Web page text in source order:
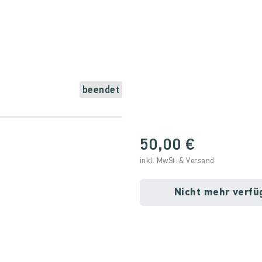
beendet
50,00 €
inkl. MwSt. & Versand
Nicht mehr